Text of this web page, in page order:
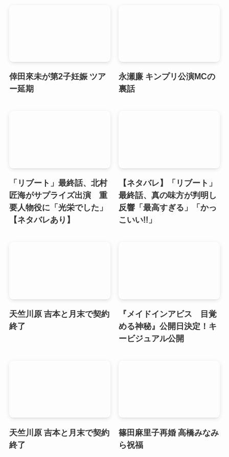
倖田來未が第2子妊娠 ツア
ー延期
永瀬廉 キンプリ公演MCの
裏話
「リブート」最終話、北村
匠海がサプライズ出演 重
要人物役に「光栄でした」
【ネタバレあり】
【ネタバレ】「リブート」
最終話、真の味方が判明し
反響「最高すぎる」「かっ
こいい!!」
天竺川原 吉本と月末で契約
終了
『メイドインアビス 目覚
める神秘』公開日決定！キ
ービジュアル公開
天竺川原 吉本と月末で契約
終了
篠田麻里子再婚 高橋みなみ
ら祝福